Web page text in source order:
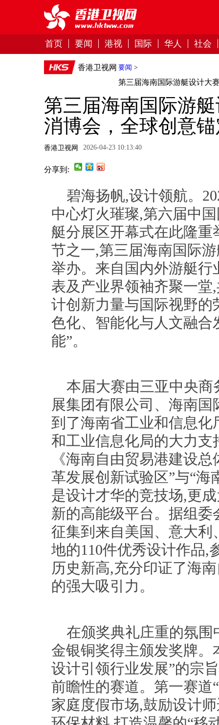
首页 要闻 港视 国际 华人 社会
香港卫视网 要闻 >
第三届海南国际游艇设计大
第三届海南国际游
消博会，全球创意
香港卫视网 2026-04-23 10:13:40
分享到:
碧海扬帆,设计领航。
中心灯火璀璨,第六届中
艇分展区开幕式在此隆
节之一,第三届海南国际
举办。来自国内外游艇
表及产业界领袖齐聚一
计创新力量与国际视野
色化、智能化与人文融合
能”。
本届大赛由三亚中央
展集团有限公司、海南
到了海南省工业和信息
和工业信息化局的大力
《海南自由贸易港建设
革发展创新试验区”与“海
是设计才华的竞技场,更
新的高能级平台。据组
征集到来自美国、意大
地的110件优秀设计作品,
历史新高,充分印证了海
的强大吸引力。
在颁奖典礼庄重的氛
金银铜奖得主颁发奖牌。
设计引领行业发展”的宗
前瞻性的赛道。第一赛道
家庭度假市场,鼓励设计